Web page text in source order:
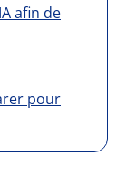
afin de
pour